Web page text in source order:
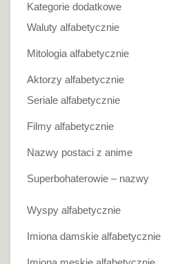
Kategorie dodatkowe
Waluty alfabetycznie
Mitologia alfabetycznie
Aktorzy alfabetycznie
Seriale alfabetycznie
Filmy alfabetycznie
Nazwy postaci z anime
Superbohaterowie – nazwy
Wyspy alfabetycznie
Imiona damskie alfabetycznie